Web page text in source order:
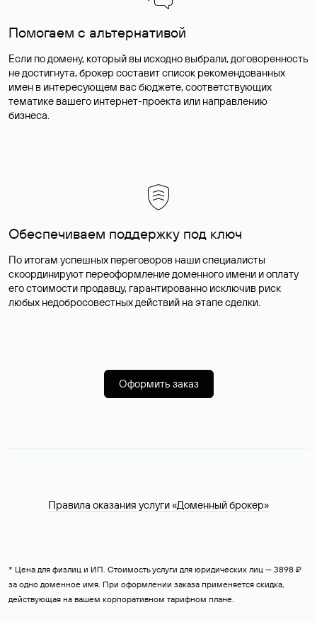
Помогаем с альтернативой
Если по домену, который вы исходно выбрали, договоренность
не достигнута, брокер составит список рекомендованных
имен в интересующем вас бюджете, соответствующих
тематике вашего интернет-проекта или направлению
бизнеса.
Обеспечиваем поддержку под ключ
По итогам успешных переговоров наши специалисты
скоординируют переоформление доменного имени и оплату
его стоимости продавцу, гарантированно исключив риск
любых недобросовестных действий на этапе сделки.
Оформить заказ
Правила оказания услуги «Доменный брокер»
* Цена для физлиц и ИП. Стоимость услуги для юридических лиц — 3898 ₽
за одно доменное имя. При оформлении заказа применяется скидка,
действующая на вашем корпоративном тарифном плане.